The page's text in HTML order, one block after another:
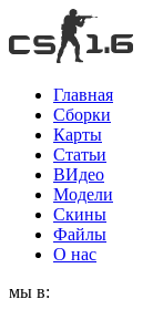
Главная
Сборки
Карты
Статьи
ВИдео
Модели
Скины
Файлы
О нас
мы в: